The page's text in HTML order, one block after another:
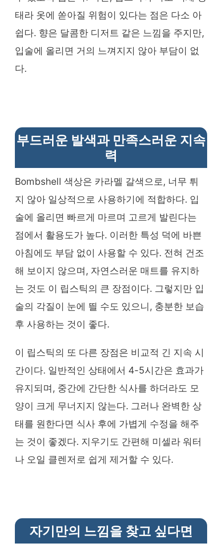
태라 옷에 쏟아질 위험이 있다는 점은 다소 아
쉽다. 향은 달콤한 디저트 같은 느낌을 주지만,
입술에 올리면 거의 느껴지지 않아 부담이 없
다.
부드러운 발색과 만족스러운 지속
력
Bombshell 색상은 카라멜 갈색으로, 너무 튀
지 않아 일상적으로 사용하기에 적합하다. 입
술에 올리면 빠르게 마르며 고르게 발린다는
점에서 활용도가 높다. 이러한 특성 덕에 바쁜
아침에도 부담 없이 사용할 수 있다. 전혀 건조
해 보이지 않으며, 자연스러운 매트를 유지하
는 것도 이 립스틱의 큰 장점이다. 그렇지만 입
술의 각질이 눈에 띌 수도 있으니, 충분한 보습
후 사용하는 것이 좋다.
이 립스틱의 또 다른 장점은 비교적 긴 지속 시
간이다. 일반적인 상태에서 4-5시간은 효과가
유지되며, 중간에 간단한 식사를 하더라도 모
양이 크게 무너지지 않는다. 그러나 완벽한 상
태를 원한다면 식사 후에 가볍게 수정을 해주
는 것이 좋겠다. 지우기도 간편해 미셀라 워터
나 오일 클렌저로 쉽게 제거할 수 있다.
자기만의 느낌을 찾고 싶다면